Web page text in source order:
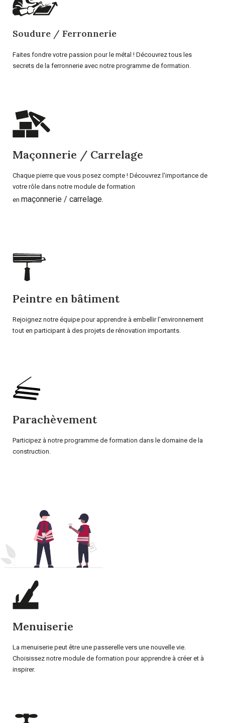
Soudure / Ferronnerie
Faites fondre votre passion pour le métal ! Découvrez tous les
secrets de la ferronnerie avec notre programme de formation.
Maçonnerie / Carrelage
Chaque pierre que vous posez compte ! Découvrez l'importance de
votre rôle dans notre module de formation
en maçonnerie / carrelage.
Peintre en bâtiment
Rejoignez notre équipe pour apprendre à embellir l'environnement
tout en participant à des projets de rénovation importants.
Parachèvement
Participez à notre programme de formation dans le domaine de la
construction.
Menuiserie
La menuiserie peut être une passerelle vers une nouvelle vie.
Choisissez notre module de formation pour apprendre à créer et à
inspirer.